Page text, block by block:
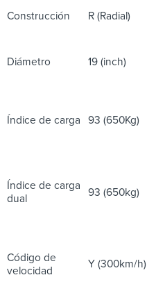
Construcción R (Radial)
Diámetro 19 (inch)
Índice de carga 93 (650Kg)
Índice de carga
dual
93 (650kg)
Código de
velocidad
Y (300km/h)